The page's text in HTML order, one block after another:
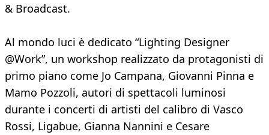
& Broadcast.
Al mondo luci è dedicato “Lighting Designer
@Work”, un workshop realizzato da protagonisti di
primo piano come Jo Campana, Giovanni Pinna e
Mamo Pozzoli, autori di spettacoli luminosi
durante i concerti di artisti del calibro di Vasco
Rossi, Ligabue, Gianna Nannini e Cesare